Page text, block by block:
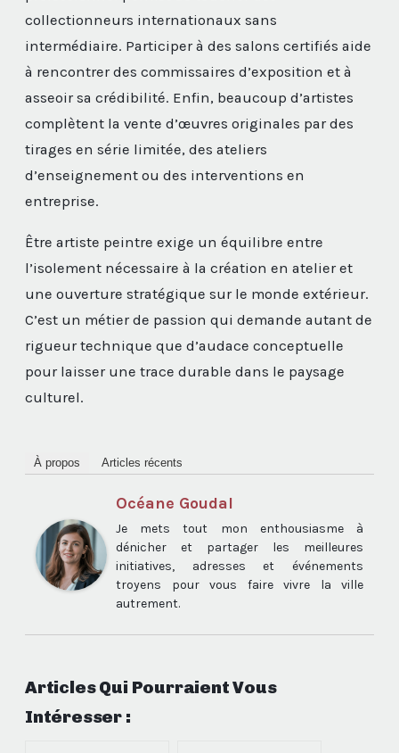
collectionneurs internationaux sans
intermédiaire. Participer à des salons certifiés aide
à rencontrer des commissaires d’exposition et à
asseoir sa crédibilité. Enfin, beaucoup d’artistes
complètent la vente d’œuvres originales par des
tirages en série limitée, des ateliers
d’enseignement ou des interventions en
entreprise.
Être artiste peintre exige un équilibre entre
l’isolement nécessaire à la création en atelier et
une ouverture stratégique sur le monde extérieur.
C’est un métier de passion qui demande autant de
rigueur technique que d’audace conceptuelle
pour laisser une trace durable dans le paysage
culturel.
À propos Articles récents
Océane Goudal
Je mets tout mon enthousiasme à
dénicher et partager les meilleures
initiatives, adresses et événements
troyens pour vous faire vivre la ville
autrement.
Articles Qui Pourraient Vous
Intéresser :